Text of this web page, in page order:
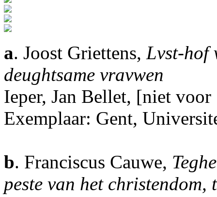
a. Joost Griettens, Lvst-hof
deughtsame vravwen
Ieper, Jan Bellet, [niet
Exemplaar: Gent,
b. Franciscus Cauwe,
peste van het christendom,